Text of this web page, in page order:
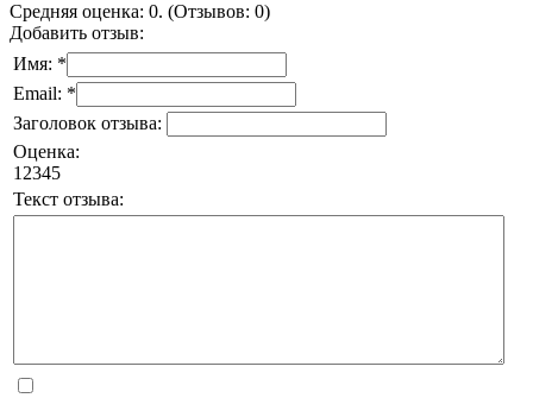
Средняя оценка: 0. (Отзывов: 0)
Добавить отзыв:
Имя: *
Email: *
Заголовок отзыва:
Оценка:
1 2345
Текст отзыва: